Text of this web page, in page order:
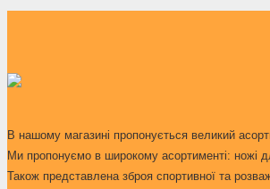
Retay
Ruike
В нашому магазині пропонується великий
Ми пропонуємо в широкому асортименті: ножі
Також представлена зброя спортивної та